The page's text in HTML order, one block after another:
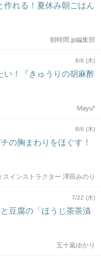
作れる！夏休み朝ごはん
朝時間.jp編集部
8/6 (木)
い！『きゅうりの胡麻酢
Mayu*
8/6 (木)
の胸まわりをほぐす！
スインストラクター 澤田みのり
7/22 (水)
豆腐の「ほうじ茶茶漬
五十嵐ゆかり